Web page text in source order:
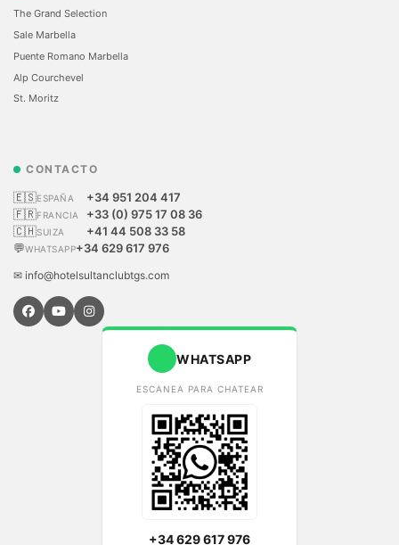
The Grand Selection
Sale Marbella
Puente Romano Marbella
Alp Courchevel
St. Moritz
CONTACTO
🇪🇸ESPAÑA
+34 951 204 417
🇫🇷FRANCIA
+33 (0) 975 17 08 36
🇨🇭SUIZA
+41 44 508 33 58
💬WHATSAPP+34 629 617 976
✉ info@hotelsultanclubtgs.com
WHATSAPP
ESCANEA PARA CHATEAR
+34 629 617 976